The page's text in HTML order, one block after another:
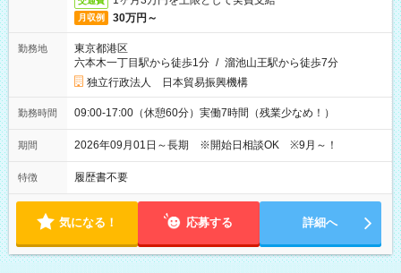
月収例 30万円～
勤務地
東京都港区
六本木一丁目駅から徒歩1分 / 溜池山王駅から徒歩7分
独立行政法人 日本貿易振興機構
勤務時間 09:00-17:00（休憩60分）実働7時間（残業少なめ！）
期間 2026年09月01日～長期 ※開始日相談OK ※9月～！
特徴 履歴書不要
気になる！ 応募する 詳細へ